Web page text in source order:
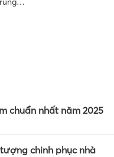
chuẩn nhất năm 2025
chinh phục nhà